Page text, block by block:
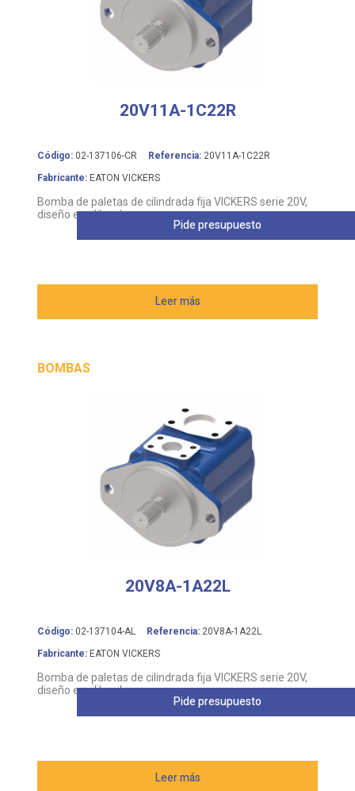
20V11A-1C22R
Código: 02-137106-CR Referencia: 20V11A-1C22R
Fabricante: EATON VICKERS
Bomba de paletas de cilindrada fija VICKERS serie 20V,
diseño equilibrado
Leer más
Pide presupuesto
BOMBAS
20V8A-1A22L
Código: 02-137104-AL Referencia: 20V8A-1A22L
Fabricante: EATON VICKERS
Bomba de paletas de cilindrada fija VICKERS serie 20V,
diseño equilibrado
Leer más
Pide presupuesto